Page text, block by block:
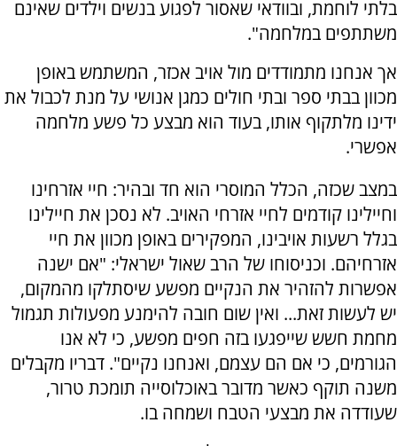
בלתי לוחמת, ובוודאי שאסור לפגוע בנשים וילדים שאינם
משתתפים במלחמה".
אך אנחנו מתמודדים מול אויב אכזר, המשתמש באופן
מכוון בבתי ספר ובתי חולים כמגן אנושי על מנת לכבול את
ידינו מלתקוף אותו, בעוד הוא מבצע כל פשע מלחמה
אפשרי.
במצב שכזה, הכלל המוסרי הוא חד ובהיר: חיי אזרחינו
וחיילינו קודמים לחיי אזרחי האויב. לא נסכן את חיילינו
בגלל רשעות אויבינו, המפקירים באופן מכוון את חיי
אזרחיהם. וכניסוחו של הרב שאול ישראלי: "אם ישנה
אפשרות להזהיר את הנקיים מפשע שיסתלקו מהמקום,
יש לעשות זאת... ואין שום חובה להימנע מפעולות תגמול
מחמת חשש שייפגעו בזה חפים מפשע, כי לא אנו
הגורמים, כי אם הם עצמם, ואנחנו נקיים". דבריו מקבלים
משנה תוקף כאשר מדובר באוכלוסייה תומכת טרור,
שעודדה את מבצעי הטבח ושמחה בו.